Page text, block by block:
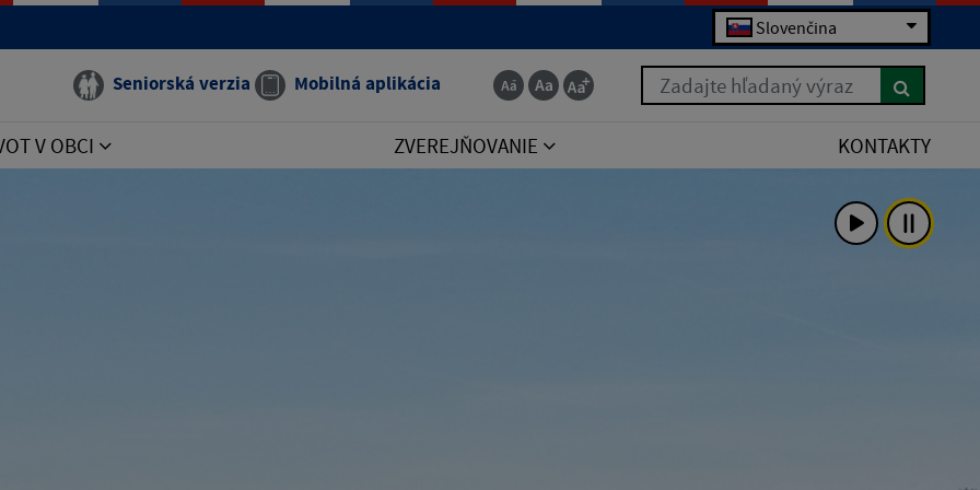
Slovenčina
Seniorská verzia Mobilná aplikácia Zadajte hľadaný výraz
V OBCI ZVEREJŇOVANIE KONTAKTY